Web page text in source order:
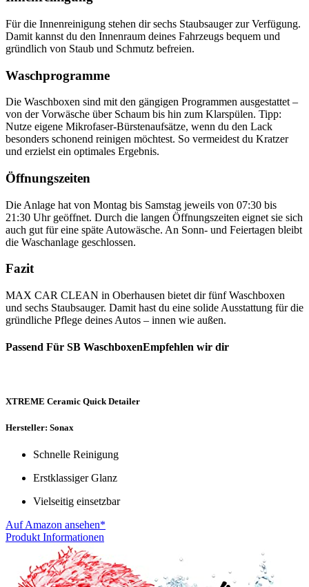
Für die Innenreinigung stehen dir sechs Staubsauger zur Verfügung.
Damit kannst du den Innenraum deines Fahrzeugs bequem und
gründlich von Staub und Schmutz befreien.
Waschprogramme
Die Waschboxen sind mit den gängigen Programmen ausgestattet –
von der Vorwäsche über Schaum bis hin zum Klarspülen. Tipp:
Nutze eigene Mikrofaser-Bürstenaufsätze, wenn du den Lack
besonders schonend reinigen möchtest. So vermeidest du Kratzer
und erzielst ein optimales Ergebnis.
Öffnungszeiten
Die Anlage hat von Montag bis Samstag jeweils von 07:30 bis
21:30 Uhr geöffnet. Durch die langen Öffnungszeiten eignet sie sich
auch gut für eine späte Autowäsche. An Sonn- und Feiertagen bleibt
die Waschanlage geschlossen.
Fazit
MAX CAR CLEAN in Oberhausen bietet dir fünf Waschboxen
und sechs Staubsauger. Damit hast du eine solide Ausstattung für die
gründliche Pflege deines Autos – innen wie außen.
Passend Für SB WaschboxenEmpfehlen wir dir
XTREME Ceramic Quick Detailer
Hersteller: Sonax
Schnelle Reinigung
Erstklassiger Glanz
Vielseitig einsetzbar
Auf Amazon ansehen*
Produkt Informationen